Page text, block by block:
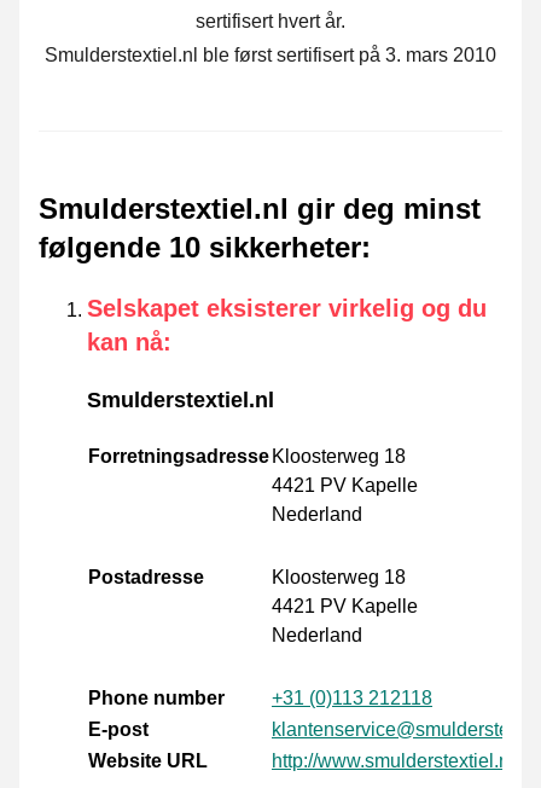
sertifisert hvert år.
Smulderstextiel.nl ble først sertifisert på 3. mars 2010
Smulderstextiel.nl gir deg minst
følgende 10 sikkerheter:
Selskapet eksisterer virkelig og du
kan nå:
Smulderstextiel.nl
Forretningsadresse Kloosterweg 18
4421 PV Kapelle
Nederland
Postadresse
Kloosterweg 18
4421 PV Kapelle
Nederland
Phone number
+31 (0)113 212118
E-post
Website URL
http://www.smulderstextiel.nl